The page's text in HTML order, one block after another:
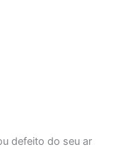
defeito do seu ar